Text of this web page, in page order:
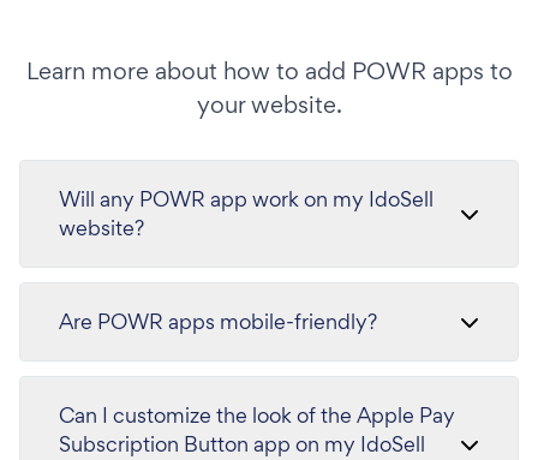
Learn more about how to add POWR apps to
your website.
Will any POWR app work on my IdoSell
website?
Are POWR apps mobile-friendly?
Can I customize the look of the Apple Pay
Subscription Button app on my IdoSell